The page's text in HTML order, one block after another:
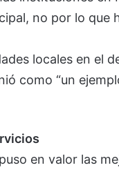
no por lo que
locales en el
como “un
en valor las